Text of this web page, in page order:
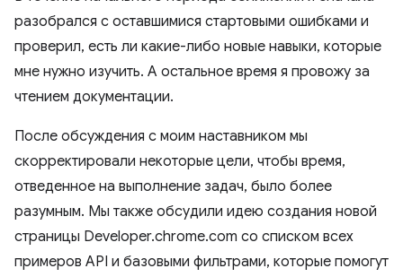
разобрался с оставшимися стартовыми ошибками и
проверил, есть ли какие-либо новые навыки, которые
мне нужно изучить. А остальное время я провожу за
чтением документации.
После обсуждения с моим наставником мы
скорректировали некоторые цели, чтобы время,
отведенное на выполнение задач, было более
разумным. Мы также обсудили идею создания новой
страницы Developer.chrome.com со списком всех
примеров API и базовыми фильтрами, которые помогут